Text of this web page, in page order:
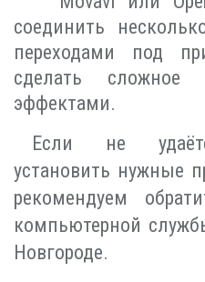
соединить
переходами под
сделать
эффектами.
Если не
установить нужные
рекомендуем
компьютерной
Новгороде.